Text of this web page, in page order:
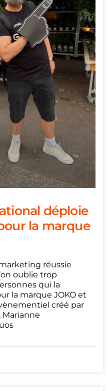
déploie
la marque
réussie
oublie trop
qui la
la marque JOKO et
créé par